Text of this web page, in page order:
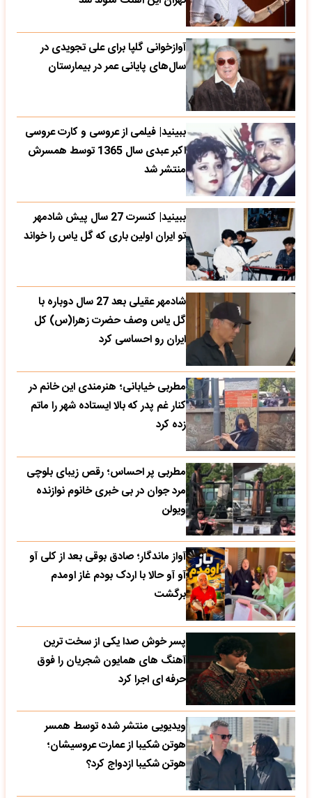
آوازخوانی گلپا برای علی تجویدی در
سال‌های پایانی عمر در بیمارستان
ببینید| فیلمی از عروسی و کارت عروسی
اکبر عبدی سال 1365 توسط همسرش
منتشر شد
ببینید| کنسرت 27 سال پیش شادمهر
تو ایران اولین باری که گل یاس را خواند
شادمهر عقیلی بعد 27 سال دوباره با
گل یاس وصف حضرت زهرا(س) کل
ایران رو احساسی کرد
مطربی خیابانی؛ هنرمندی این خانم در
کنار غم پدر که بالا ایستاده شهر را ماتم
زده کرد
مطربی پر احساس؛ رقص زیبای بلوچی
مرد جوان در بی خبری خانوم نوازنده
ویولن
آواز ماندگار؛ صادق بوقی بعد از کلی آو
آو آو حالا با اردک بودم غاز اومدم
برگشت
پسر خوش صدا یکی از سخت ترین
آهنگ های همایون شجریان را فوق
حرفه ای اجرا کرد
ویدیویی منتشر شده توسط همسر
هوتن شکیبا از عمارت عروسیشان؛
هوتن شکیبا ازدواج کرد؟